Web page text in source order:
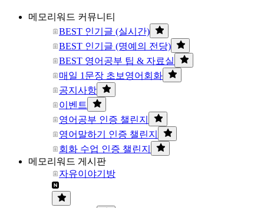
메모리워드 커뮤니티
BEST 인기글 (실시간)
BEST 인기글 (명예의 전당)
BEST 영어공부 팁 & 자료실
매일 1문장 초보영어회화
공지사항
이벤트
영어공부 인증 챌린지
영어말하기 인증 챌린지
회화 수업 인증 챌린지
메모리워드 게시판
자유이야기방